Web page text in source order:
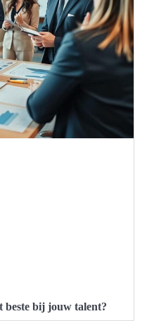
beste bij jouw talent?